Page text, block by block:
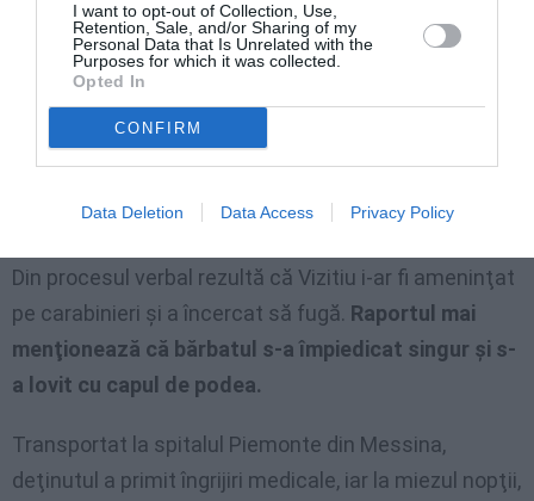
I want to opt-out of Collection, Use,
Retention, Sale, and/or Sharing of my
Personal Data that Is Unrelated with the
Purposes for which it was collected.
Opted In
CONFIRM
Data Deletion Data Access Privacy Policy
Românul “s-a împiedicat singur”
Românul a fost arestat vineri, 30 septembrie, în urma
unei altercaţii cu poliţiştii chemaţi de proprietarul
unei tutungerii. Fiind beat, nu ar fi vrut să iasă din
încercau să-l aresteze.
Din procesul verbal rezultă că Vizitiu i-ar fi ameninţat
pe carabinieri şi a încercat să fugă. Raportul mai
menţionează că bărbatul s-a împiedicat singur şi s-
a lovit cu capul de podea.
Transportat la spitalul Piemonte din Messina,
deţinutul a primit îngrijiri medicale, iar la miezul nopţii,